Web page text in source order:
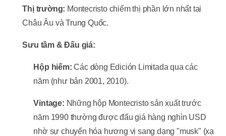
Thị trường: Montecristo chiếm thị phần lớn nhất tại
Châu Âu và Trung Quốc.
Sưu tầm & Đấu giá:
Hộp hiếm: Các dòng Edición Limitada qua các
năm (như bản 2001, 2010).
Vintage: Những hộp Montecristo sản xuất trước
năm 1990 thường được đấu giá hàng nghìn USD
nhờ sự chuyển hóa hương vị sang dạng "musk" (xạ